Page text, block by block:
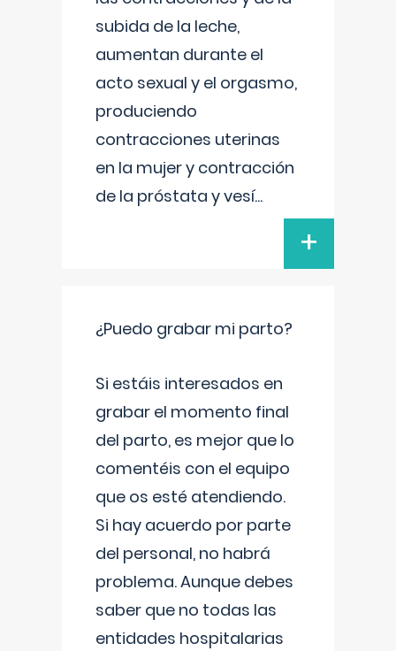
subida de la leche,
aumentan durante el
acto sexual y el orgasmo,
produciendo
contracciones uterinas
en la mujer y contracción
de la próstata y vesí...
+
¿Puedo grabar mi parto?
Si estáis interesados en
grabar el momento final
del parto, es mejor que lo
comentéis con el equipo
que os esté atendiendo.
Si hay acuerdo por parte
del personal, no habrá
problema. Aunque debes
saber que no todas las
entidades hospitalarias